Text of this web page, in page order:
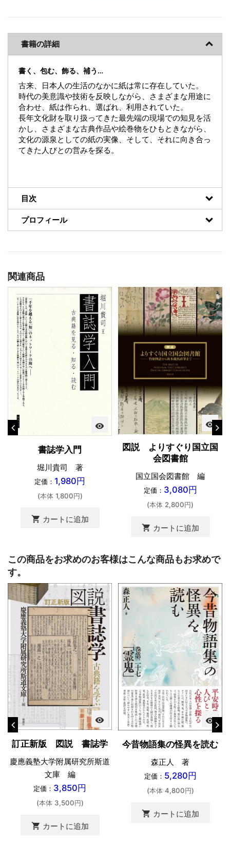
書籍の詳細
書く、包む、飾る、補う…
古来、日本人の生活のなかに紙は常に存在していた。
時代の美意識や技術を反映しながら、さまざまな用途に
合わせ、紙は作られ、選ばれ、利用されていた。
長年文化財を取り扱ってきた最先端の現場での知見を活
かし、さまざまな古典作品や絵巻物をひもときながら、
文化の源泉としての紙の実像、そして、それに向き合っ
てきた人びとの営みを探る。
目次
プロフィール
関連商品
visibility
書誌学入門
堀川貴司 著
定価： 1,980円
(本体 1,800円)
shopping_cart カートに追加
visibility
図説 よりすぐり国立国
会図書館
国立国会図書館 編
定価： 3,080円
(本体 2,800円)
shopping_cart カートに追加
この商品をお求めのお客様はこんな商品もお求めで
す。
visibility
訂正新版 図説 書誌学
慶應義塾大学附属研究所斯道
文庫 編
定価： 3,850円
(本体 3,500円)
shopping_cart カートに追加
visibility
今昔物語集の怪異を読む
森正人 著
定価： 5,280円
(本体 4,800円)
shopping_cart カートに追加